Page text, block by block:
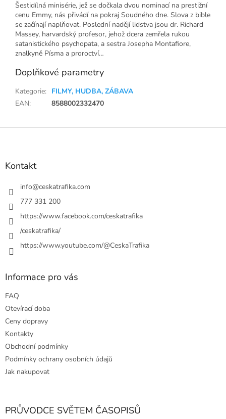
Šestidílná minisérie, jež se dočkala dvou nominací na prestižní
cenu Emmy, nás přivádí na pokraj Soudného dne. Slova z bible
se začínají naplňovat. Poslední nadějí lidstva jsou dr. Richard
Massey, harvardský profesor, jehož dcera zemřela rukou
satanistického psychopata, a sestra Josepha Montafiore,
znalkyně Písma a proroctví…
Doplňkové parametry
Kategorie: FILMY, HUDBA, ZÁBAVA
EAN: 8588002332470
Z
Kontakt
info@ceskatrafika.com
777 331 200
https://www.facebook.com/ceskatrafika
/ceskatrafika/
https://www.youtube.com/@CeskaTrafika
Informace pro vás
FAQ
Otevírací doba
Ceny dopravy
Kontakty
Obchodní podmínky
Podmínky ochrany osobních údajů
Jak nakupovat
PRŮVODCE SVĚTEM ČASOPISŮ